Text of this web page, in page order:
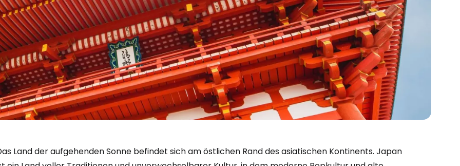
Land der aufgehenden Sonne befindet sich am östlichen Rand des asiatischen Kontinents. Japan